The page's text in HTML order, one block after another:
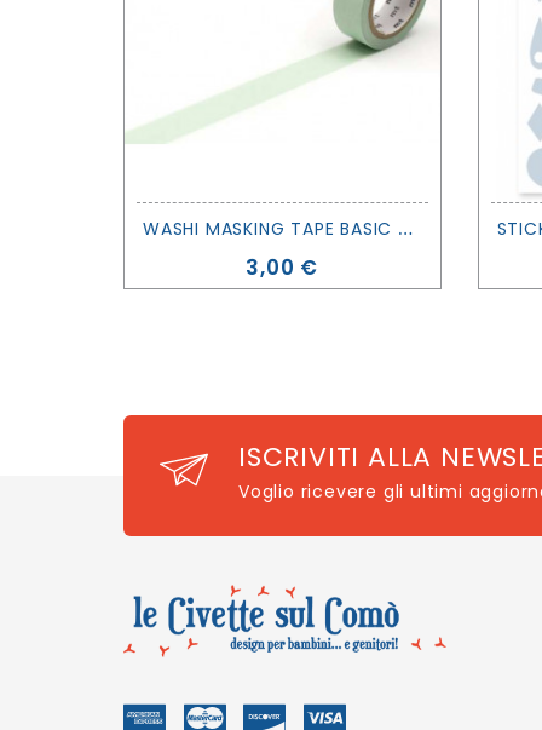
W
ASHI MASKING TAPE BASIC - PASTEL IVY - MT MASKING TAPE
Prezzo
3,00 €
ISCRIVITI ALLA
Voglio ricevere gli ultimi